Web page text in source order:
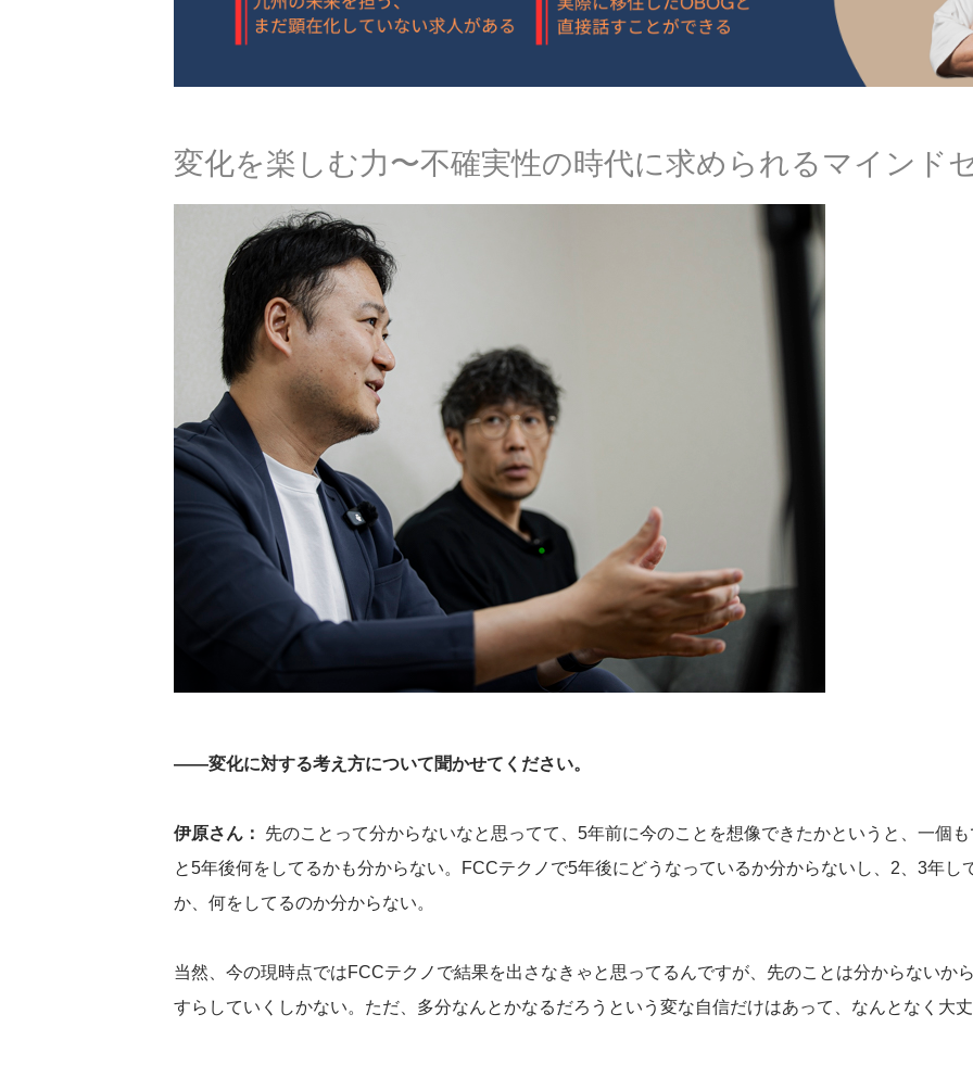
変化を楽しむ力〜不確実性の時代に求められるマインド
――変化に対する考え方について聞かせてください。
伊原さん：
先のことって分からないなと思ってて、5年前に今のことを想像できたかというと、一個
と5年後何をしてるかも分からない。FCCテクノで5年後にどうなっているか分からないし、2、3年し
か、何をしてるのか分からない。
当然、今の現時点ではFCCテクノで結果を出さなきゃと思ってるんですが、先のことは分からないか
すらしていくしかない。ただ、多分なんとかなるだろうという変な自信だけはあって、なんとなく大